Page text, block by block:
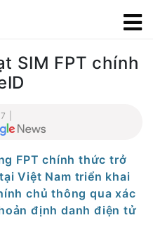
SIM FPT chính
|
FPT chính thức trở
Việt Nam triển khai
chủ thông qua xác
định danh điện tử